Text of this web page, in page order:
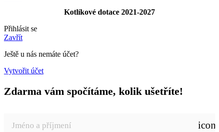
Kotlíkové dotace 2021-2027
Přihlásit se
Zavřít
Ještě u nás nemáte účet?
Vytvořit účet
Zdarma vám spočítáme, kolik ušetříte!